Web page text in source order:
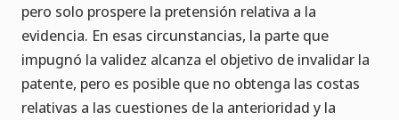
pero solo prospere la pretensión relativa a la
evidencia. En esas circunstancias, la parte que
impugnó la validez alcanza el objetivo de invalidar la
patente, pero es posible que no obtenga las costas
relativas a las cuestiones de la anterioridad y la